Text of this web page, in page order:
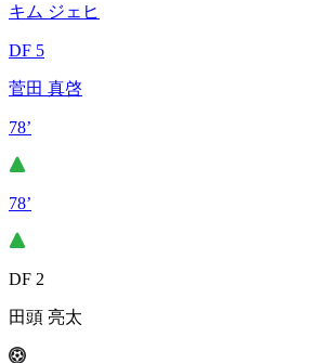
キム ジェヒ
DF 5
菅田 真啓
78’
78’
DF 2
田頭 亮太